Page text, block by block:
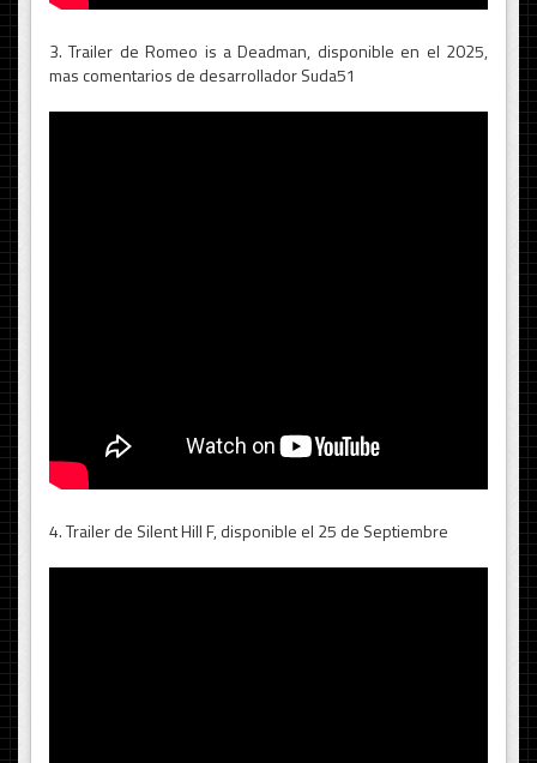
3. Trailer de Romeo is a Deadman, disponible en el 2025,
mas comentarios de desarrollador Suda51
4. Trailer de Silent Hill F, disponible el 25 de Septiembre